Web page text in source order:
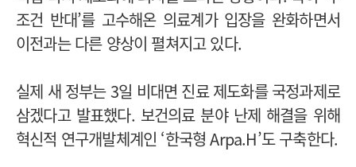
조건 반대’를 고수해온 의료계가 입장을 완화하면서
이전과는 다른 양상이 펼쳐지고 있다.
실제 새 정부는 3일 비대면 진료 제도화를 국정과제로
삼겠다고 발표했다. 보건의료 분야 난제 해결을 위해
혁신적 연구개발체계인 ‘한국형 Arpa.H’도 구축한다.